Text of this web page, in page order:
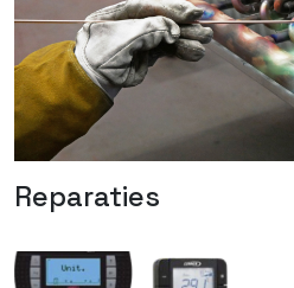
Reparaties